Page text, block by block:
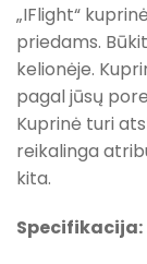
„IFlight“
priedams.
kelionėje.
pagal jūsų
Kuprinė turi
reikalinga
kita.
Specifikacija: